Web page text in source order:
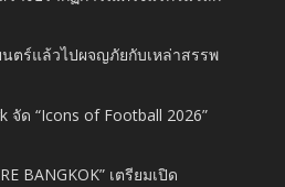
ตร์แล้วไปผจญภัยกับเหล่าสรรพ
จัด “Icons of Football 2026”
BANGKOK” เตรียมเปิด